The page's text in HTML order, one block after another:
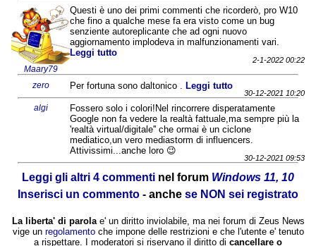
Maary79
Questi è uno dei primi commenti che ricorderò, pro W10
che fino a qualche mese fa era visto come un bug
senziente autoreplicante che ad ogni nuovo
aggiornamento implodeva in malfunzionamenti vari.
Leggi tutto
2-1-2022 00:22
zero Per fortuna sono daltonico .Leggi tutto
30-12-2021 10:20
algi
Fossero solo i colori!Nel rincorrere disperatamente
Google non fa vedere la realtà fattuale,ma sempre più la
'realtà virtual/digitale'' che ormai è un ciclone
mediatico,un vero mediastorm di influencers.
Attivissimi...anche loro 😉
30-12-2021 09:53
Leggi gli altri 4 commenti nel forum Windows 11, 10
Inserisci un commento - anche se NON sei registrato
La liberta' di parolae' un diritto inviolabile, ma nei forum di Zeus News
vige un regolamentoche impone delle restrizioni e che l'utente e' tenuto
a rispettare. I moderatori si riservano il diritto di cancellare o